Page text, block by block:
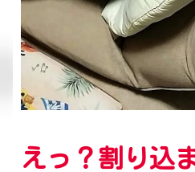
えっ？割り込